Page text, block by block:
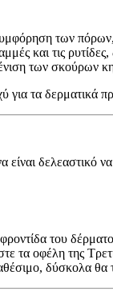
των πόρων,
και τις
των σκούρων
τα δερματικά
δελεαστικό
του
τα οφέλη της
δύσκολα θα